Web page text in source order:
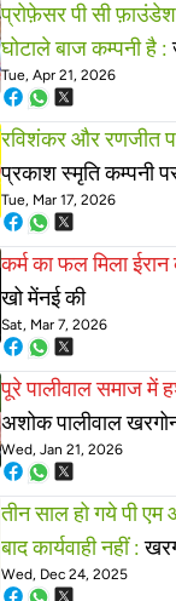
प्रोफ़ेसर पी सी
घोटाले बाज कम्पनी है :
परिषद खरगोन ध्यान दे
Tue, Apr 21, 2026
प्रकाश स्मृति कम्पनी
Tue, Mar 17, 2026
खो मेंनई की
Sat, Mar 7, 2026
अशोक पालीवाल
के अध्यक्ष बने
Wed, Jan 21, 2026
तीन साल हो गये पी
बाद कार्यवाही नहीं :
मृत्यु और खरबपति
Wed, Dec 24, 2025